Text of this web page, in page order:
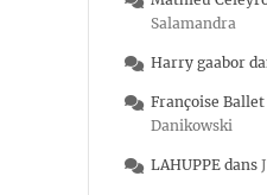
Salamandra
Harry gaabor
Françoise Ballet
Danikowski
LAHUPPE dans